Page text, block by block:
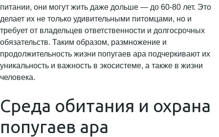
питании, они могут жить даже дольше — до 60-80 лет. Это
делает их не только удивительными питомцами, но и
требует от владельцев ответственности и долгосрочных
обязательств. Таким образом, размножение и
продолжительность жизни попугаев ара подчеркивают их
уникальность и важность в экосистеме, а также в жизни
человека.
Среда обитания и охрана
попугаев ара